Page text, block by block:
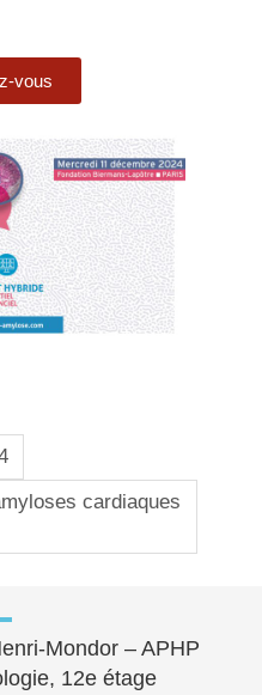
vous
cardiaques
Mondor – APHP
12e étage